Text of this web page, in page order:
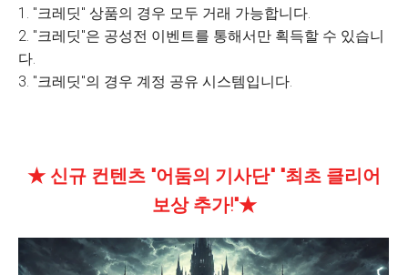
1. "크레딧" 상품의 경우 모두 거래 가능합니다.
2. "크레딧"은 공성전 이벤트를 통해서만 획득할 수 있습니
다.
3. "크레딧"의 경우 계정 공유 시스템입니다.
★ 신규 컨텐츠 "어둠의 기사단" "최초 클리어
보상 추가!"★